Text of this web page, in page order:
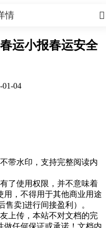

情
运小报春运安全
01-04
带水印，支持完整阅读内
了使用权限，并不意味着
用，不得用于其他商业用途
售卖]进行间接盈利）。
上传，本站不对文档的完
做任何保证或承诺！文档内